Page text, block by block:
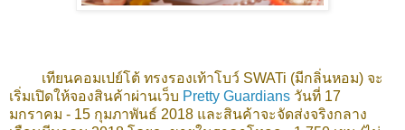
เทียนคอมเปย์โต้ ทรงรองเท้าโบว์ SWATi (มีกลิ่นหอม) จะ
เริ่มเปิดให้จองสินค้าผ่านเว็บ Pretty Guardians วันที่ 17
มกราคม - 15 กุมภาพันธ์ 2018 และสินค้าจะจัดส่งจริงกลาง